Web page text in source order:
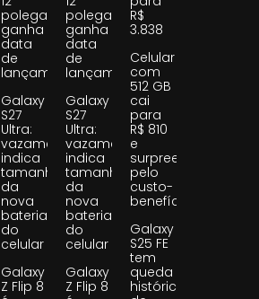
polegadas
ganha
data
de
lançamento
Galaxy
S27
Ultra:
vazamento
indica
tamanho
da
nova
bateria
do
celular
Galaxy
Z Flip 8
polegadas
ganha
data
de
lançamento
Galaxy
S27
Ultra:
vazamento
indica
tamanho
da
nova
bateria
do
celular
Galaxy
Z Flip 8
R$
3.838
Celular
com
512 GB
cai
para
R$ 810
e
surpreende
pelo
custo-
benefício
Galaxy
S25 FE
tem
queda
histórica